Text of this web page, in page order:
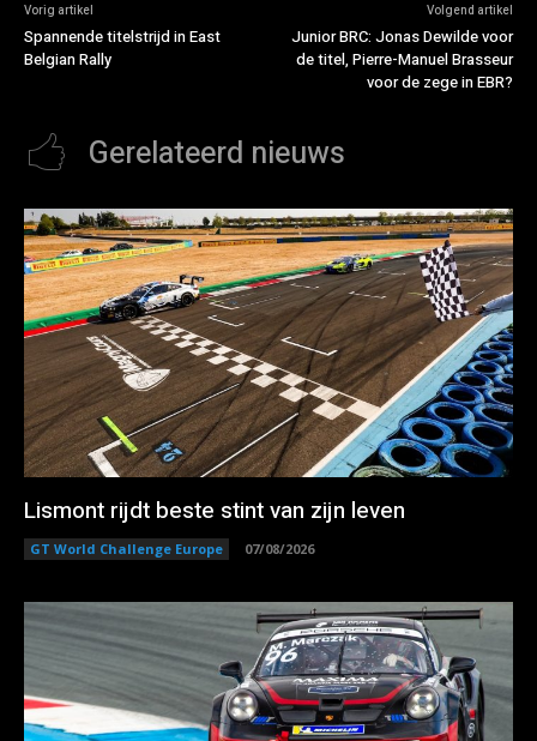
Vorig artikel
Spannende titelstrijd in East
Belgian Rally
Volgend artikel
Junior BRC: Jonas Dewilde voor
de titel, Pierre-Manuel Brasseur
voor de zege in EBR?
Gerelateerd nieuws
Lismont rijdt beste stint van zijn leven
GT World Challenge Europe 07/08/2026